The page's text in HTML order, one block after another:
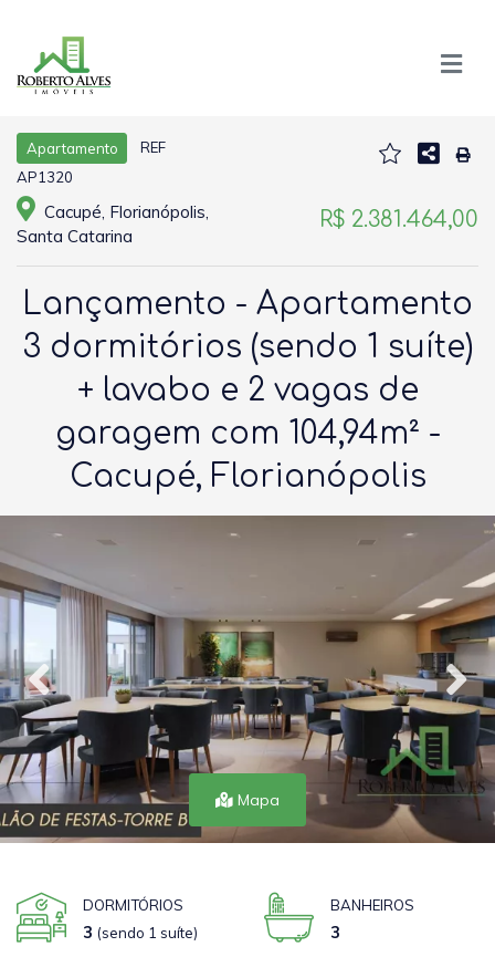
Apartamento
REF
AP1320
Cacupé, Florianópolis,
Santa Catarina
R$ 2.381.464,00
Lançamento - Apartamento
3 dormitórios (sendo 1 suíte)
+ lavabo e 2 vagas de
garagem com 104,94m² -
Cacupé, Florianópolis
Mapa
DORMITÓRIOS
3 (sendo 1 suíte)
BANHEIROS
3